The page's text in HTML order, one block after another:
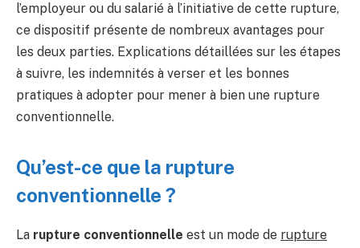
l’employeur ou du salarié à l’initiative de cette rupture,
ce dispositif présente de nombreux avantages pour
les deux parties. Explications détaillées sur les étapes
à suivre, les indemnités à verser et les bonnes
pratiques à adopter pour mener à bien une rupture
conventionnelle.
Qu’est-ce que la rupture
conventionnelle ?
La rupture conventionnelle est un mode de rupture